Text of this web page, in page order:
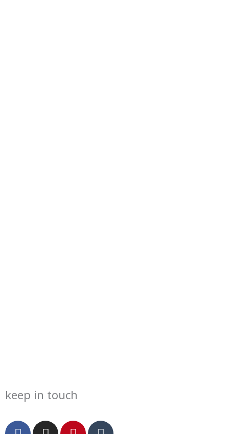
keep in touch
F I P T